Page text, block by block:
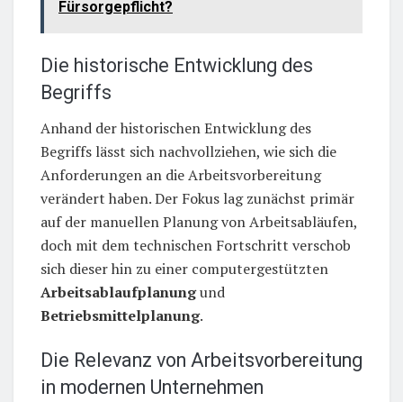
Fürsorgepflicht?
Die historische Entwicklung des
Begriffs
Anhand der historischen Entwicklung des
Begriffs lässt sich nachvollziehen, wie sich die
Anforderungen an die Arbeitsvorbereitung
verändert haben. Der Fokus lag zunächst primär
auf der manuellen Planung von Arbeitsabläufen,
doch mit dem technischen Fortschritt verschob
sich dieser hin zu einer computergestützten
Arbeitsablaufplanungund
Betriebsmittelplanung.
Die Relevanz von Arbeitsvorbereitung
in modernen Unternehmen